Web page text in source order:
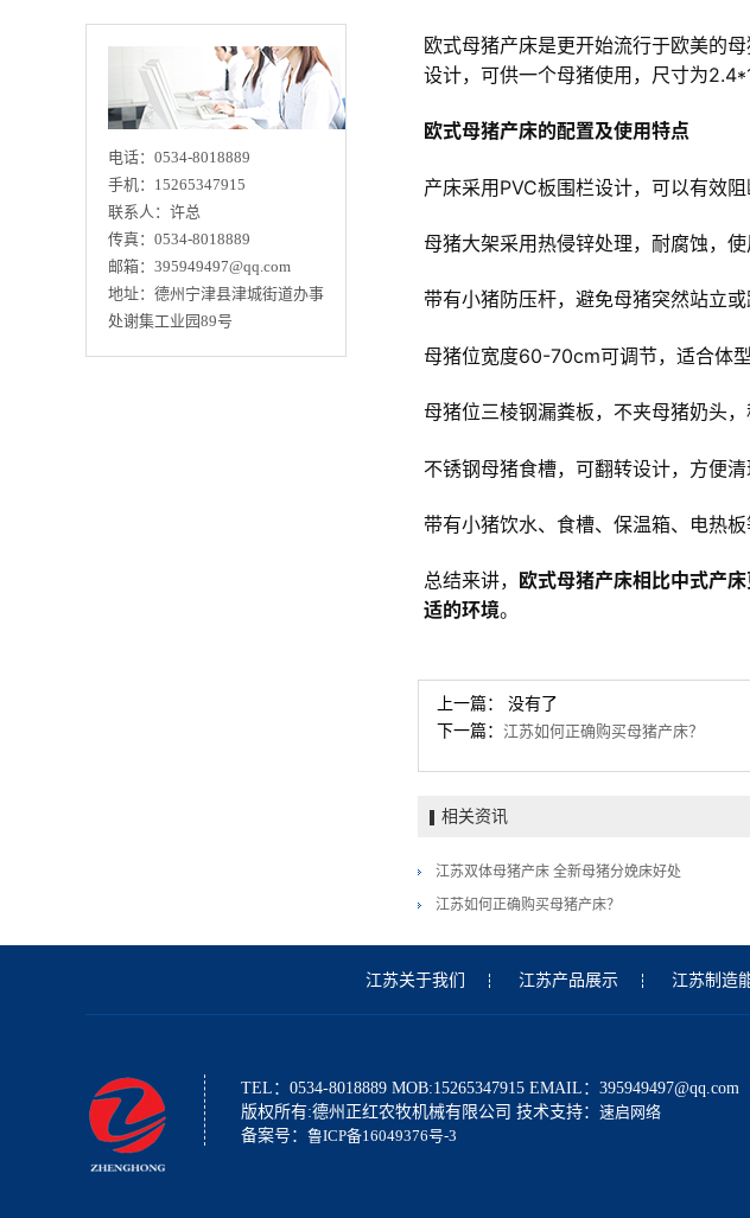
电话：0534-8018889
手机：15265347915
联系人：许总
传真：0534-8018889
邮箱：395949497@qq.com
地址：德州宁津县津城街道办事
处谢集工业园89号
欧式母猪产床是更开始流行于欧美的
设计，可供一个母猪使用，尺寸为
欧式母猪产床的配置及使用特点
产床采用PVC板围栏设计，可以有效
母猪大架采用热侵锌处理，耐腐蚀，
带有小猪防压杆，避免母猪突然站立
母猪位宽度60-70cm可调节，适合体
母猪位三棱钢漏粪板，不夹母猪奶头
不锈钢母猪食槽，可翻转设计，方便
带有小猪饮水、食槽、保温箱、电热板
总结来讲， 欧式母猪产床相比中式产
适的环境。
上一篇： 没有了
下一篇： 江苏如何正确购买母猪产床？
相关资讯
江苏双体母猪产床 全新母猪分娩床好处
江苏如何正确购买母猪产床？
江苏关于我们 江苏产品展示 江苏制造
TEL：0534-8018889 MOB:15265347915 EMAIL：395949497@qq.com
版权所有:德州正红农牧机械有限公司 技术支持： 速启网络
备案号： 鲁ICP备16049376号-3